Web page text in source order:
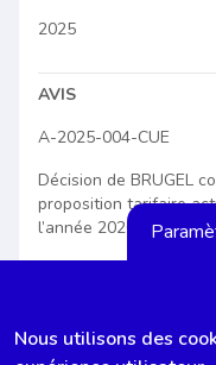
2025
Document PDF
AVIS
A-2025-004-CUE
Décision de BRUGEL
proposition tarifaire
l’année 2026
Nous utilisons des